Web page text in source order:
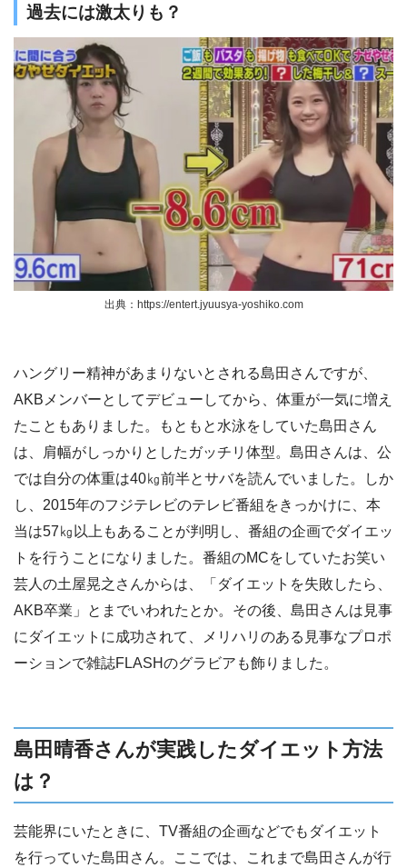
過去には激太りも？
出典：https://entert.jyuusya-yoshiko.com
ハングリー精神があまりないとされる島田さんですが、
AKBメンバーとしてデビューしてから、体重が一気に増え
たこともありました。もともと水泳をしていた島田さん
は、肩幅がしっかりとしたガッチリ体型。島田さんは、公
では自分の体重は40㎏前半とサバを読んでいました。しか
し、2015年のフジテレビのテレビ番組をきっかけに、本
当は57㎏以上もあることが判明し、番組の企画でダイエッ
トを行うことになりました。番組のMCをしていたお笑い
芸人の土屋晃之さんからは、「ダイエットを失敗したら、
AKB卒業」とまでいわれたとか。その後、島田さんは見事
にダイエットに成功されて、メリハリのある見事なプロポ
ーションで雑誌FLASHのグラビアも飾りました。
島田晴香さんが実践したダイエット方法
は？
芸能界にいたときに、TV番組の企画などでもダイエット
を行っていた島田さん。ここでは、これまで島田さんが行